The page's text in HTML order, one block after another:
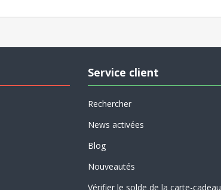
Service client
Rechercher
News activées
Blog
Nouveautés
Vérifier le solde de la carte-cadeau